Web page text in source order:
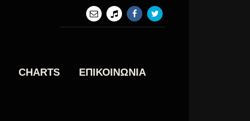
CHARTS ΕΠΙΚΟΙΝΩΝΙΑ